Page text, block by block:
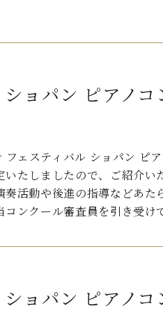
ョパン ピアノコ
フェスティバル ショパン ピ
いたしましたので、ご紹介い
奏活動や後進の指導などあた
コンクール審査員を引き受け
ョパン ピアノコ